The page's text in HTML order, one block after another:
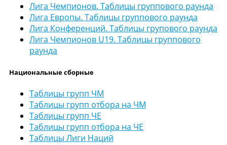
Лига Чемпионов. Таблицы группового раунда
Лига Европы. Таблицы группового раунда
Лига Конференций. Таблицы групового раунда
Лига Чемпионов U19. Таблицы группового
раунда
Национальные сборные
Таблицы групп ЧМ
Таблицы групп отбора на ЧМ
Таблицы групп ЧЕ
Таблицы групп отбора на ЧЕ
Таблицы Лиги Наций